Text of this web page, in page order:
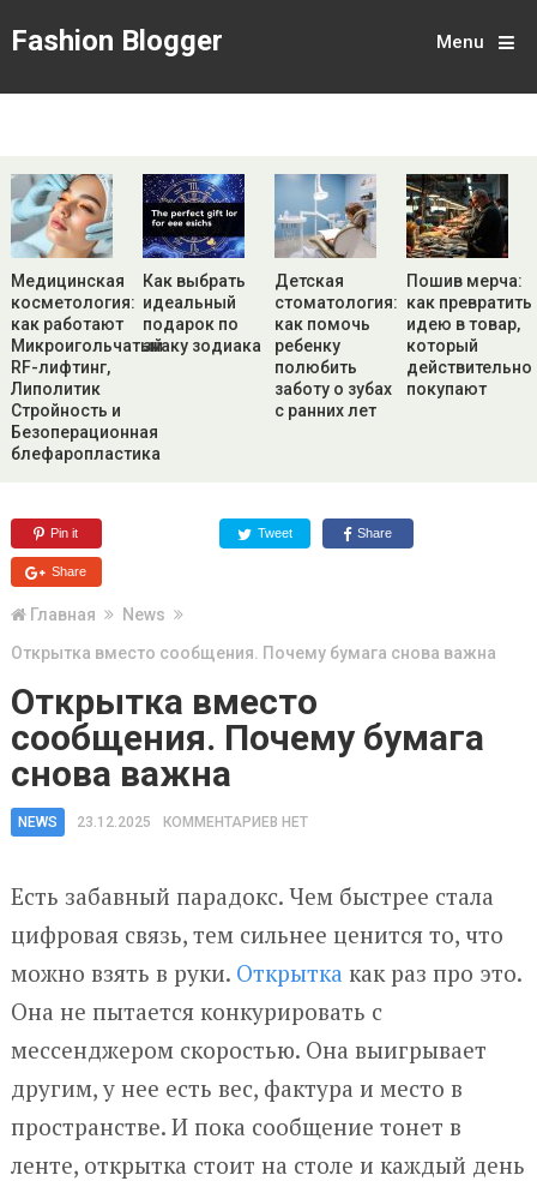
Fashion Blogger Menu
Медицинская
косметология:
как работают
Микроигольчатый
RF-лифтинг,
Липолитик
Стройность и
Безоперационная
блефаропластика
Как выбрать
идеальный
подарок по
знаку зодиака
Детская
стоматология:
как помочь
ребенку
полюбить
заботу о зубах
с ранних лет
Пошив мерча:
как превратить
идею в товар,
который
действительно
покупают
Pin it Tweet Share
Share
Главная
News
Открытка вместо сообщения. Почему бумага снова важна
Открытка вместо
сообщения. Почему бумага
снова важна
NEWS 23.12.2025 КОММЕНТАРИЕВ НЕТ
Есть забавный парадокс. Чем быстрее стала
цифровая связь, тем сильнее ценится то, что
можно взять в руки. Открыткакак раз про это.
Она не пытается конкурировать с
мессенджером скоростью. Она выигрывает
другим, у нее есть вес, фактура и место в
пространстве. И пока сообщение тонет в
ленте, открытка стоит на столе и каждый день